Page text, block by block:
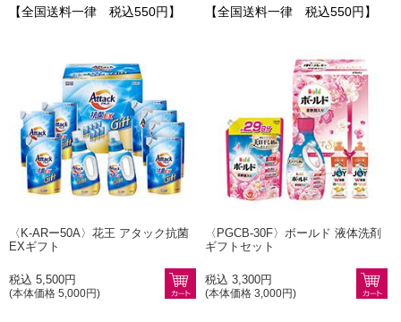
【全国送料一律 税込550円】
〈K-ARー50A〉花王 アタック抗菌
EXギフト
税込 5,500円
(本体価格 5,000円)
【全国送料一律 税込550円】
〈PGCB-30F〉ボールド 液体洗剤
ギフトセット
税込 3,300円
(本体価格 3,000円)